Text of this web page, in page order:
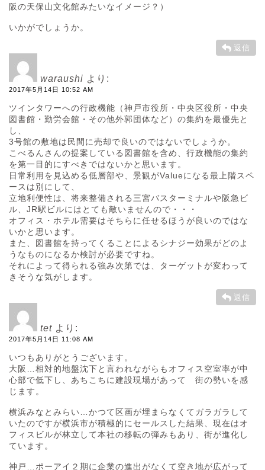
阪の天保山文化館みたいなイメージ？）
いかがでしょうか。
返信
waraushi より:
2017年5月14日 10:52 AM
ツインタワーへの行政機能（神戸市役所・中央区役所・中央
図書館・勤労会館・その他外郭団体など）の集約を最優先と
し、
3号館の敷地は民間に売却で良いのではないでしょうか。
こべるんさんの提案している図書館を含め、行政機能の集約
を第一目的にすべきではないかと思います。
日常利用を見込める低層部や、景観がValueになる最上階スペ
ースは別にして、
立地利便性は、将来整備される三宮バスターミナルや阪急ビ
ル、JR駅ビルにはとても敵いませんので・・・
オフィス・ホテル需要はそちらに任せるほうが良いのではな
いかと思います。
また、図書館を持ってくることによるシナジー効果がどのよ
うなものになるか検討が必要ですね。
それによって得られる強み次第では、ターゲットが変わって
きそうな気がします。
返信
tet より:
2017年5月14日 11:08 AM
いつもありがとうございます。
大阪…相対的地盤沈下と言われながらもオフィス空室率が中
心部で低下し、あちこちに建設現場があって 街の勢いを感
じます。
横浜みなとみらい…かつて区画が埋まらなくてガラガラして
いたのですが横浜市が積極的にセールスした結果、現在はオ
フィスビルが林立して本社の移転の弾みもあり、街が進化し
ています。
神戸…ポーアイ２期に企業の進出がなくて空き地が広がって